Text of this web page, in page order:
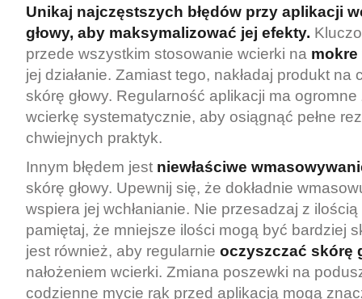
Unikaj najczęstszych błędów przy aplikacji
głowy, aby maksymalizować jej efekty.
przede wszystkim stosowanie wcierki na mokre
jej działanie. Zamiast tego, nakładaj produkt na
skórę głowy. Regularność aplikacji ma
wcierkę systematycznie, aby osiągnąć pełne
chwiejnych praktyk.
Innym błędem jest niewłaściwe
skórę głowy. Upewnij się, że dokładnie
wspiera jej wchłanianie. Nie przesadzaj z
pamiętaj, że mniejsze ilości mogą być bardziej
jest również, aby regularnie oczyszczać skórę
nałożeniem wcierki. Zmiana poszewki na
codzienne mycie rąk przed aplikacją mogą